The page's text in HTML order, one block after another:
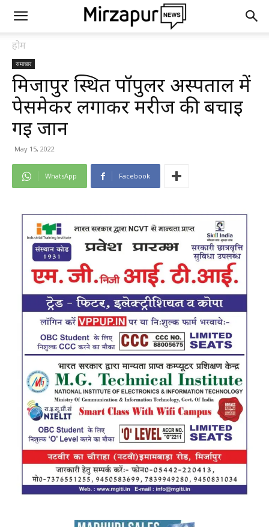
होम
समाचार
मिर्जापुर स्थित पॉपुलर अस्पताल में
पेसमेकर लगाकर मरीज की बचाई
गई जान
May 15, 2022
WhatsApp Facebook